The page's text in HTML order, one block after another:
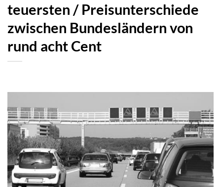
teuersten / Preisunterschiede
zwischen Bundesländern von
rund acht Cent